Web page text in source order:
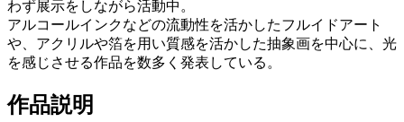
わず展示をしながら活動中。
アルコールインクなどの流動性を活かしたフルイドアート
や、アクリルや箔を用い質感を活かした抽象画を中心に、光
を感じさせる作品を数多く発表している。
作品説明